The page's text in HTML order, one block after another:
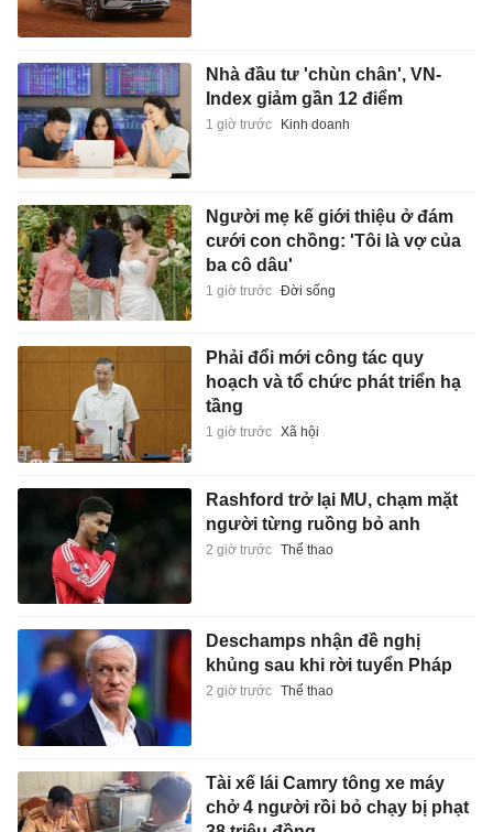
Nhà đầu tư 'chùn chân', VN-
Index giảm gần 12 điểm
1 giờ trước Kinh doanh
Người mẹ kế giới thiệu ở đám
cưới con chồng: 'Tôi là vợ của
ba cô dâu'
1 giờ trước Đời sống
Phải đổi mới công tác quy
hoạch và tổ chức phát triển hạ
tầng
1 giờ trước Xã hội
Rashford trở lại MU, chạm mặt
người từng ruồng bỏ anh
2 giờ trước Thể thao
Deschamps nhận đề nghị
khủng sau khi rời tuyển Pháp
2 giờ trước Thể thao
Tài xế lái Camry tông xe máy
chở 4 người rồi bỏ chạy bị phạt